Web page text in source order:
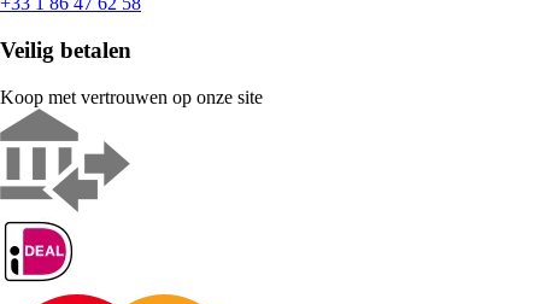
Veilig betalen
Koop met vertrouwen op onze site